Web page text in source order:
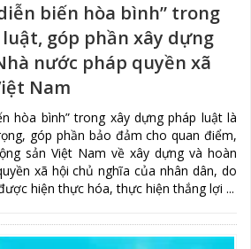
biến hòa bình” trong
góp phần xây dựng
nước pháp quyền xã
Nam
hòa bình” trong xây dựng pháp luật là
góp phần bảo đảm cho quan điểm,
sản Việt Nam về xây dựng và hoàn
xã hội chủ nghĩa của nhân dân, do
hiện thực hóa, thực hiện thắng lợi ...